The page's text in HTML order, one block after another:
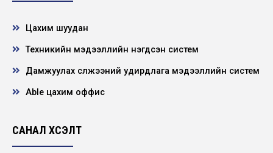
Зөвлөмж гаргав
2020-02-03
Цахим шуудан
Техникийн мэдээллийн нэгдсэн систем
Дамжуулах сүлжээний удирдлага мэдээллийн систем
Able цахим оффис
САНАЛ ХҮСЭЛТ